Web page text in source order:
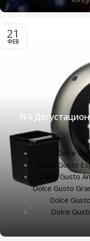
21
ФЕВ
N4
Dolce
Dolce Gusto
Dolce Gusto
Dolce Gusto
Dolce
Dolce